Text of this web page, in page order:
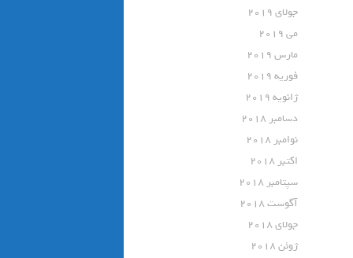
جولای 2019
می 2019
مارس 2019
فوریه 2019
ژانویه 2019
دسامبر 2018
نوامبر 2018
اکتبر 2018
سپتامبر 2018
آگوست 2018
جولای 2018
ژوئن 2018